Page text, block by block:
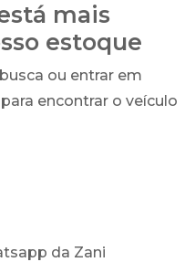
mais
estoque
ou entrar em
encontrar o veículo
da Zani